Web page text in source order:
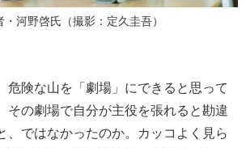
・河野啓氏（撮影：定久圭吾）
危険な山を「劇場」にできると思って
その劇場で自分が主役を張れると勘違
、ではなかったのか。カッコよく見ら